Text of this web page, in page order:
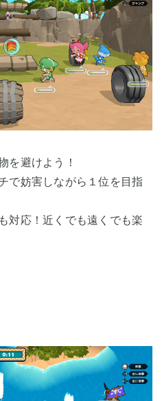
を避けよう！
で妨害しながら１位を目指
対応！近くでも遠くでも楽